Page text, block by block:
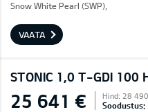
Snow White Pearl (SWP),
VAATA
STONIC 1,0 T-GDI 100
25 641 € Hind: 28
Soodustus: